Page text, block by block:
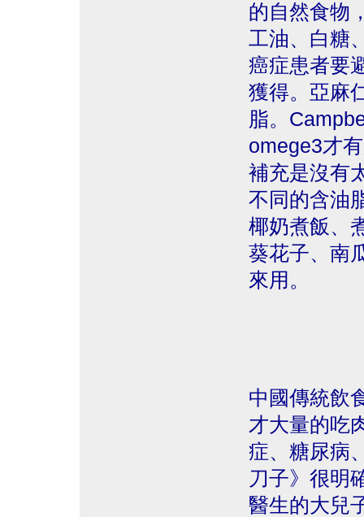
的自然食物
工油、白糖
癌症患者要
獲得。亞麻
脂。
omege3才
補充是沒有
不同的含油
椰奶煮飯、
葵花子、南
來用。
中國傳統飲
才大量的吃
症、糖尿病
刀子》很明
醫生的大兒